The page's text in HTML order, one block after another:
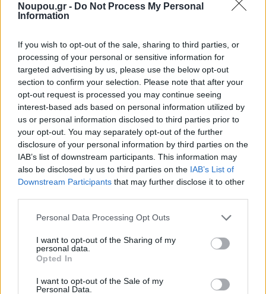
Noupou.gr - Do Not Process My Personal
Information
If you wish to opt-out of the sale, sharing to third parties, or
processing of your personal or sensitive information for
targeted advertising by us, please use the below opt-out
section to confirm your selection. Please note that after your
opt-out request is processed you may continue seeing
interest-based ads based on personal information utilized by
us or personal information disclosed to third parties prior to
your opt-out. You may separately opt-out of the further
disclosure of your personal information by third parties on the
IAB’s list of downstream participants. This information may
also be disclosed by us to third parties on the IAB’s List of
Downstream Participants that may further disclose it to other
Please note that this website/app uses one or more Google
not limited to your visit or usage behaviour. You may click to
grant or deny consent to Google and its third-party tags to
use your data for below specified purposes in below Google
consent section.
Personal Data Processing Opt Outs
I want to opt-out of the Sharing of my
personal data.
Opted In
I want to opt-out of the Sale of my
Personal Data.
Από την άλλη, την ίδια χρονιά αναμένεται να
συνολική έκταση 185.000 τ.μ., ενώ θα χαρακτηρίζεται
από προηγμένες ψηφιακές τεχνολογίες, εφαρμογές
τεχνητής νοημοσύνης και gadgets με αισθητήρες αφής
που θα βρίσκονται στη διάθεση των επισκεπτών.
Αειφορία και καινοτομία αποτελούν τα
χαρακτηριστικά του βιώσιμου σχεδιασμού του.
Σχεδιασμένο από το αρχιτεκτονικό γραφείο AEDAS, το
Vouliagmenis Mall, όπως έχει αναφέρει η Lamda
στη νότια Ευρώπη, 1,5 φορά μεγαλύτερο του The Mall
Athens, με 280 καταστήματα, ενώ υπολογίζεται ότι θα
υποδεχτεί 17 εκατομμύρια επισκέπτες τον χρόνο. Το
ενδιαφέρον που εκδηλώθηκε μάλιστα για την